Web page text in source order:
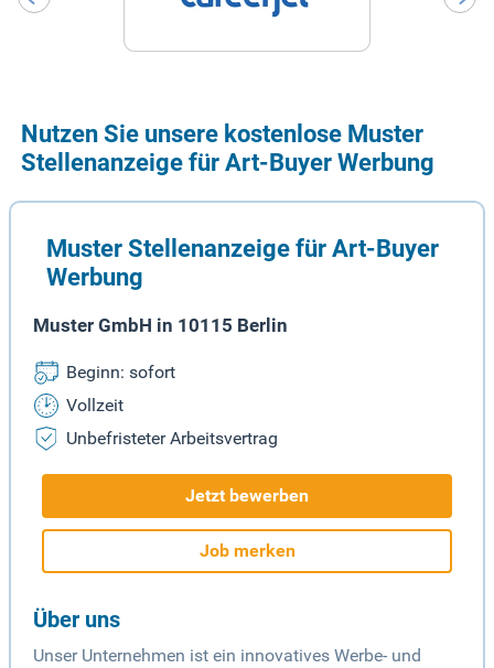
Nutzen Sie unsere kostenlose Muster
Stellenanzeige für Art-Buyer Werbung
Muster Stellenanzeige für Art-Buyer
Werbung
Muster GmbH in 10115 Berlin
Beginn: sofort
Vollzeit
Unbefristeter Arbeitsvertrag
Jetzt bewerben
Job merken
Über uns
Unser Unternehmen ist ein innovatives Werbe- und